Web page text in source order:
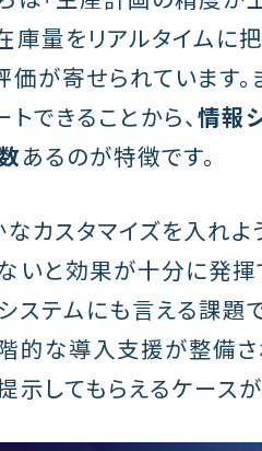
庫量をリアルタイムに
価が寄せられています
できることから、情報
あるのが特徴です。
なカスタマイズを入れ
いと効果が十分に発揮
ステムにも言える課題
的な導入支援が整備
示してもらえるケースが